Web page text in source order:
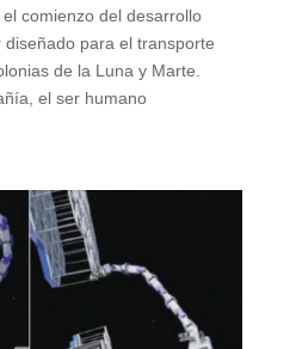
comienzo del desarrollo
para el transporte
de la Luna y Marte.
el ser humano